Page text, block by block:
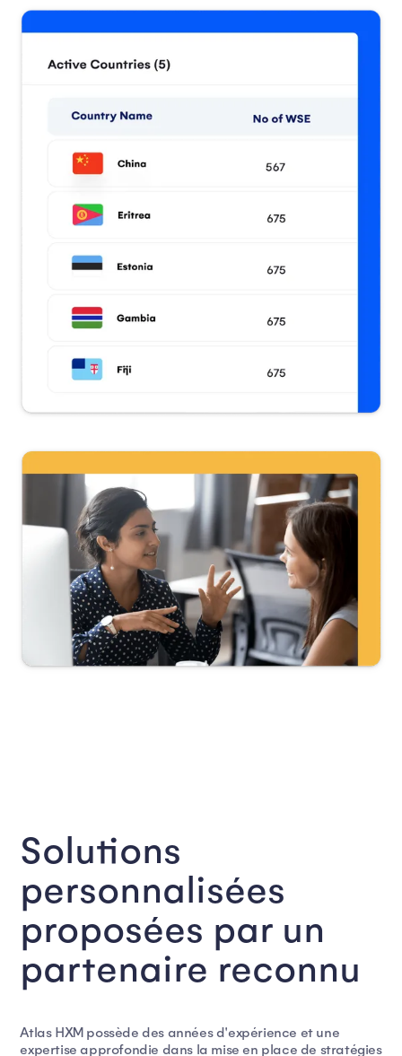
Solutions
personnalisées
proposées par un
partenaire reconnu
Atlas HXM possède des années d'expérience et une
expertise approfondie dans la mise en place de stratégies